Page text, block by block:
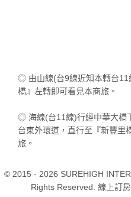
◎ 由山線(台9線近知本轉台11
橋』左轉即可看見本商旅。
◎ 海線(台11線)行經中華大橋
台東外環道，直行至『新豐里
旅。
© 2015 - 2026 SUREHIGH
Rights Reserved. 線上訂